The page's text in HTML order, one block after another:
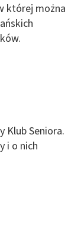
której można
Klub Seniora.
i o nich